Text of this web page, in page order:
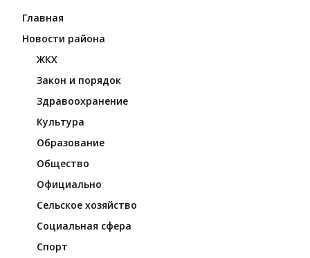
Главная
Новости района
ЖКХ
Закон и порядок
Здравоохранение
Культура
Образование
Общество
Официально
Сельское хозяйство
Социальная сфера
Спорт